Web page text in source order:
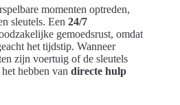
momenten optreden,
sleutels. Een 24/7
gemoedsrust, omdat
het tijdstip. Wanneer
zijn voertuig of de sleutels
hebben van directe hulp